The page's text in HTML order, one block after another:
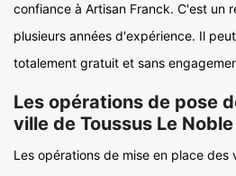
confiance à Artisan Franck. C'est un
plusieurs années d'expérience. Il
totalement gratuit et sans
Les opérations de pose
ville de Toussus Le
Les opérations de mise en place des